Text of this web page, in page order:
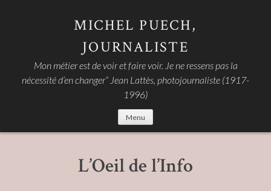
MICHEL PUECH,
JOURNALISTE
Mon métier est de voir et faire voir. Je ne ressens pas la
nécessité d’en changer” Jean Lattès, photojournaliste (1917-
1996)
Menu
L’Oeil de l’Info